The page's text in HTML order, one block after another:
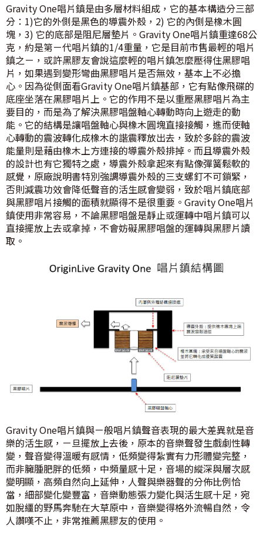
Gravity One唱片鎮是由多層材料組成，它的基本構造分三部
分：1)它的外側是黑色的導震外殼，2) 它的內側是橡木圓
塊，3) 它的底部是阻尼層墊片。Gravity One唱片鎮重達68公
克，約是第ㄧ代唱片鎮的1/4重量，它是目前市售最輕的唱片
鎮之ㄧ，或許黑膠友會說這麼輕的唱片鎮怎麼壓得住黑膠唱
片，如果遇到變形彎曲黑膠唱片是否無效，基本上不必擔
心。因為從側面看Gravity One唱片鎮基部，它有點像飛碟的
底座坐落在黑膠唱片上。它的作用不是以重壓黑膠唱片為主
要目的，而是為了解決黑膠唱盤軸心轉動時向上遊走的動
能。它的結構是讓唱盤軸心與橡木圓塊直接接觸，進而使軸
心轉動的震波轉化成橡木的諧震釋放出去，致於多餘的震波
能量則是藉由橡木上方連接的導震外殼排掉。而且導震外殼
的設計也有它獨特之處，導震外殼拿起來有點像彈簧鬆軟的
感覺，原廠說明書特別強調導震外殼的三支螺釘不可鎖緊，
否則減震功效會降低聲音的活生感會變弱，致於唱片鎮底部
與黑膠唱片接觸的面積就顯得不是很重要。Gravity One唱片
鎮使用非常容易，不論黑膠唱盤是靜止或運轉中唱片鎮可以
直接擺放上去或拿掉，不會妨礙黑膠唱盤的運轉與黑膠片讀
取。
Gravity One唱片鎮與ㄧ般唱片鎮聲音表現的最大差異就是音
樂的活生感，ㄧ旦擺放上去後，原本的音樂聲發生戲劇性轉
變，聲音變得溫暖有感情，低頻變得紮實有力形體變完整，
而非臃腫肥胖的低頻，中頻量感十足，音場的縱深與層次感
變明顯，高頻自然向上延伸，人聲與樂器聲的分佈比例恰
當，細部變化變豐富，音樂動態張力變化與活生感十足，宛
如脫繮的野馬奔馳在大草原中，音樂變得格外流暢自然，令
人讚嘆不止，非常推薦黑膠友的使用。